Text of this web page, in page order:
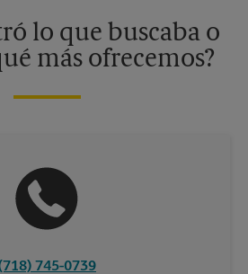
lo que buscaba o
más ofrecemos?
745-0739